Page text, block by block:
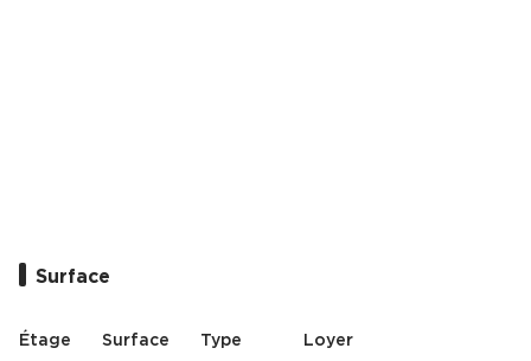
Surface
Étage Surface Type Loyer